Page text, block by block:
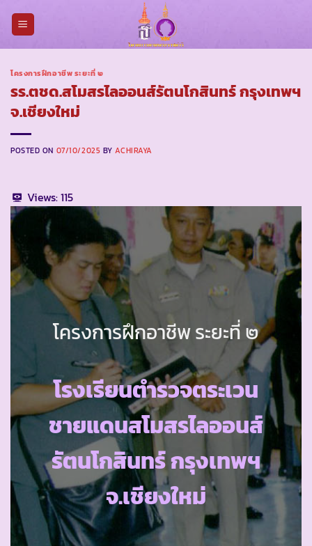
โครงการฝึกอาชีพ ระยะที่ ๒
รร.ตชด.สโมสรไลออนส์รัตนโกสินทร์ กรุงเทพฯ
จ.เชียงใหม่
POSTED ON 07/10/2025 BYACHIRAYA
Views:115
โครงการฝึกอาชีพ ระยะที่ ๒
โรงเรียนตำรวจตระเวน
ชายแดนสโมสรไลออนส์
รัตนโกสินทร์ กรุงเทพฯ
จ.เชียงใหม่